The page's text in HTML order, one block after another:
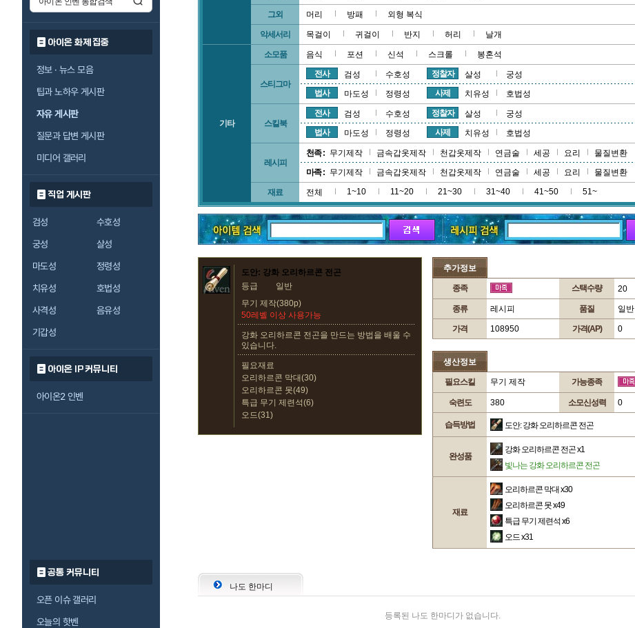
아이온 화제 집중
정보 · 뉴스 모음
팁과 노하우 게시판
자유 게시판
질문과 답변 게시판
미디어 갤러리
직업 게시판
검성
수호성
궁성
살성
마도성
정령성
치유성
호법성
사격성
음유성
기갑성
아이온 IP 커뮤니티
아이온2 인벤
공통 커뮤니티
오픈 이슈 갤러리
오늘의 핫벤
그외 머리 방패 외형 복식
악세서리 목걸이 귀걸이 반지 허리 날개
기타
소모품 음식 포션 신석 스크롤 봉혼석
스티그마
전사 검성 수호성 정찰자 살성
궁성
법사
마도성 정령성 사제 치유성 호법성
스킬북
전사 검성 수호성 정찰자 살성
궁성
법사
마도성 정령성 사제 치유성 호법성
레시피
천족 : 무기제작 금속갑옷제작 천갑옷제작 연금술 세공 요리
물질변환
마족 : 무기제작 금속갑옷제작 천갑옷제작 연금술 세공 요리 물질변환
재료 전체 1~10 11~20 21~30 31~40 41~50 51~
도안: 강화 오리하르콘 전곤
등급
일반
무기 제작(380p)
50레벨 이상 사용가능
강화 오리하르콘 전곤을 만드는 방법을 배울 수
있습니다.
필요재료
오리하르콘 막대(30)
오리하르콘 못(49)
특급 무기 제련석(6)
오드(31)
추가정보
종족 스택수량 20
종류 레시피 품질 일반
가격 108950 가격(AP) 0
생산정보
필요스킬 무기 제작 가능종족
숙련도 380 소모신성력 0
습득방법 도안: 강화 오리하르콘 전곤
완성품
강화 오리하르콘 전곤x1
빛나는 강화 오리하르콘 전곤
재료
오리하르콘 막대 x30
오리하르콘 못x49
특급 무기 제련석 x6
오드x31
나도 한마디
등록된 나도 한마디가 없습니다.